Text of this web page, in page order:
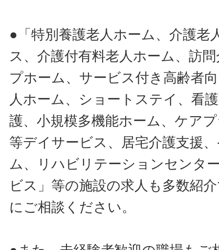
●「特別養護老人ホーム、介護老
ス、介護付有料老人ホーム、訪
プホーム、サービス付き高齢者
人ホーム、ショートステイ、看
護、小規模多機能ホーム、ケア
等デイサービス、居宅介護支援
ム、リハビリテーションセンタ
ビス」等の施設の求人も多数紹
にご相談ください。